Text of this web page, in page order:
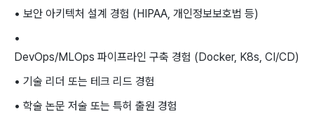
• 보안 아키텍처 설계 경험 (HIPAA, 개인정보보호법 등)
•
DevOps/MLOps 파이프라인 구축 경험 (Docker, K8s, CI/CD)
• 기술 리더 또는 테크 리드 경험
• 학술 논문 저술 또는 특허 출원 경험